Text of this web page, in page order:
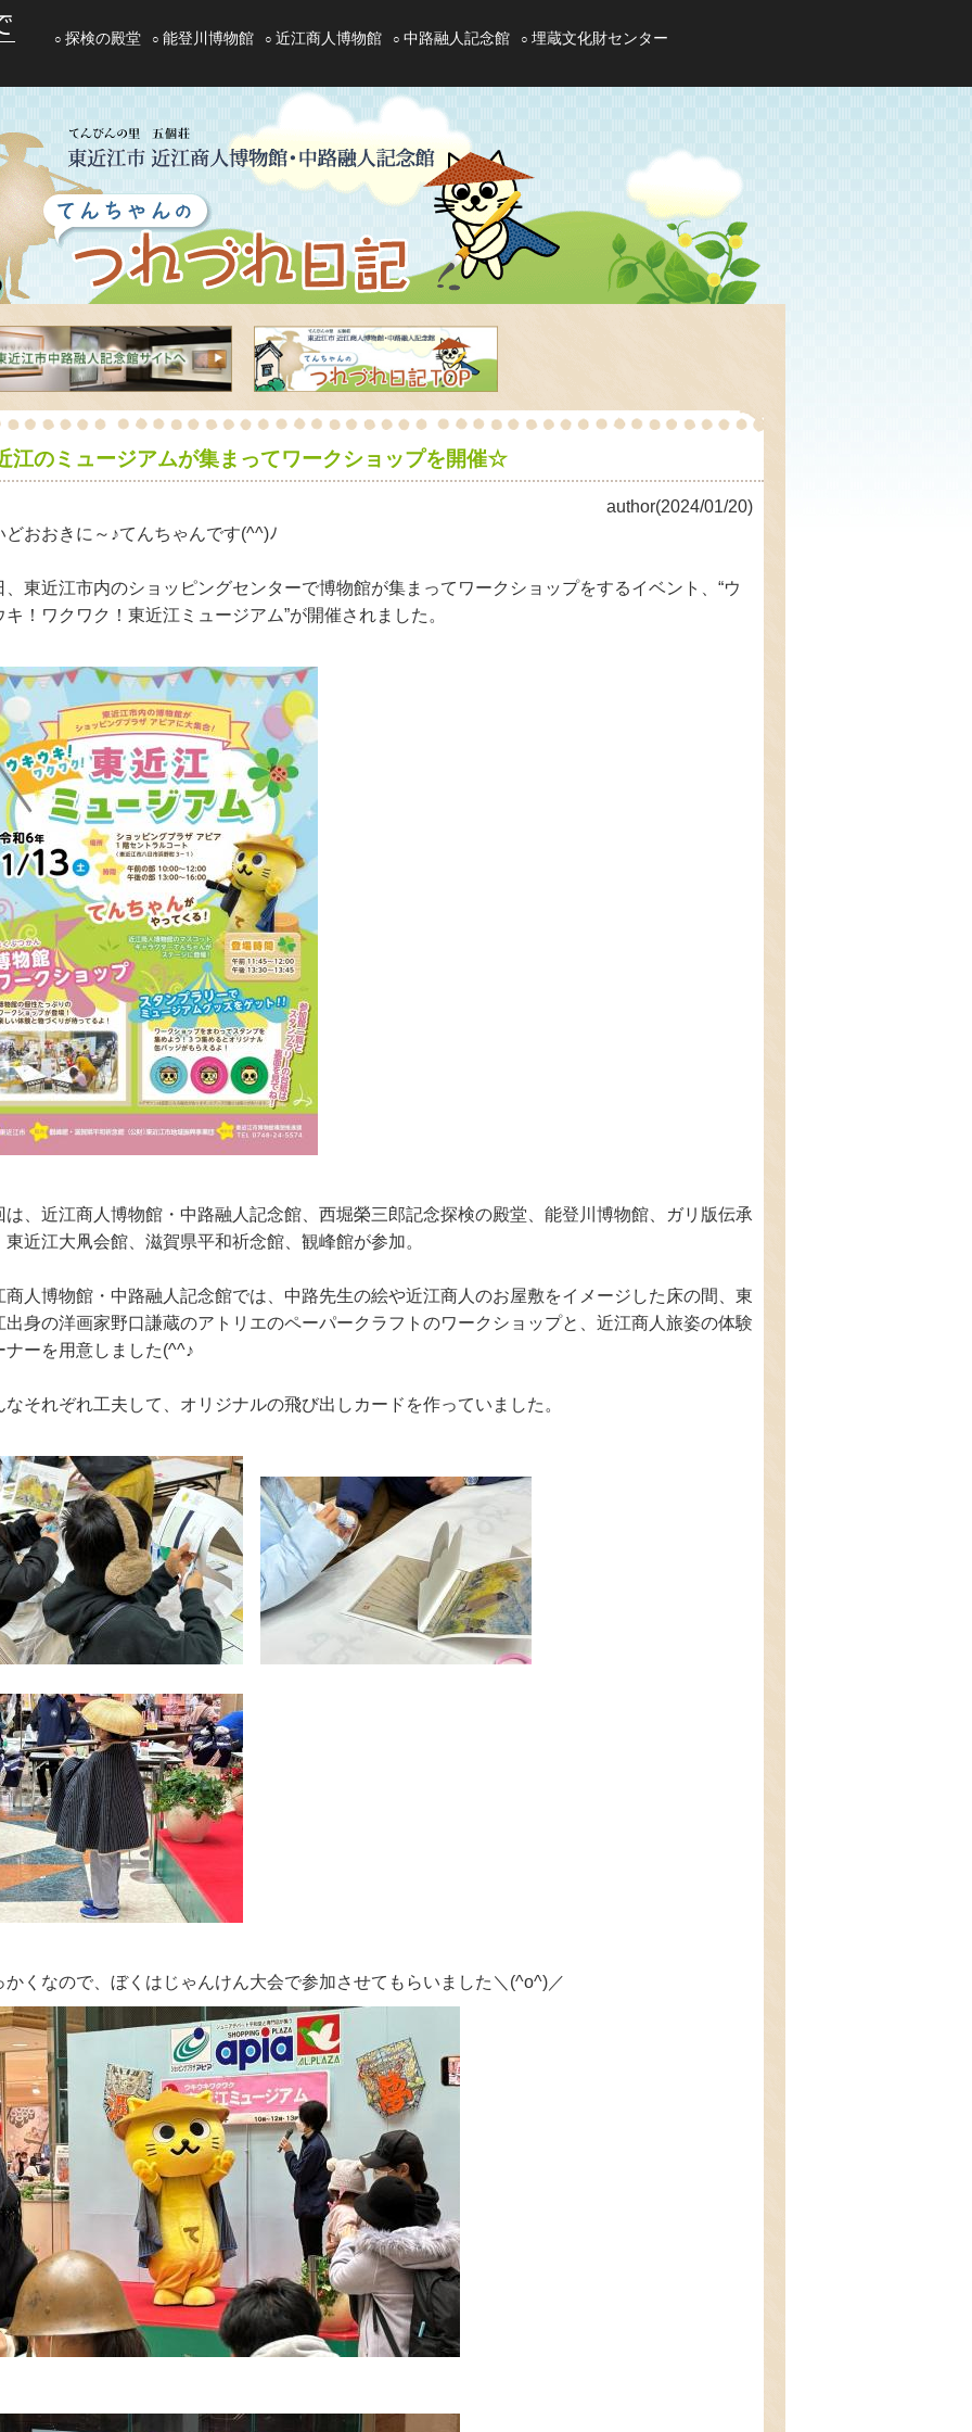
探検の殿堂 能登川博物館 近江商人博物館 中路融人記念館 埋蔵文化財センター
江のミュージアムが集まってワークショップを開催☆
author(2024/01/20)
どおおきに～♪てんちゃんです(^^)ﾉ
、東近江市内のショッピングセンターで博物館が集まってワークショップをするイベント、“ウ
キ！ワクワク！東近江ミュージアム”が開催されました。
は、近江商人博物館・中路融人記念館、西堀榮三郎記念探検の殿堂、能登川博物館、ガリ版伝承
東近江大凧会館、滋賀県平和祈念館、観峰館が参加。
商人博物館・中路融人記念館では、中路先生の絵や近江商人のお屋敷をイメージした床の間、東
出身の洋画家野口謙蔵のアトリエのペーパークラフトのワークショップと、近江商人旅姿の体験
ナーを用意しました(^^♪
なそれぞれ工夫して、オリジナルの飛び出しカードを作っていました。
かくなので、ぼくはじゃんけん大会で参加させてもらいました＼(^o^)／